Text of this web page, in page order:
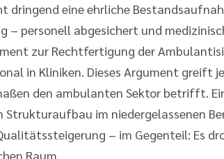
dringend eine ehrliche
– personell abgesichert und
zur Rechtfertigung der
in Kliniken. Dieses Argument greift
den ambulanten Sektor betrifft.
Strukturaufbau im niedergelassenen
– im Gegenteil: Es
Raum.